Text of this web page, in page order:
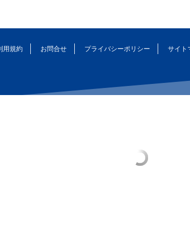
用規約 お問合せ プライバシーポリシー サイト